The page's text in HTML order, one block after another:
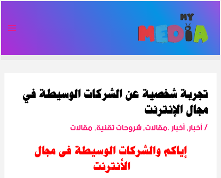
تخطي
المحتوى
تجربة شخصية عن الشركات الوسيطة في
مجال الإنترنت
/أخبار,أخبار .مقالات,شروحات تقنية,مقالات
إياكم والشركات الوسيطة فى مجال
الأنترنت
Post
navigation